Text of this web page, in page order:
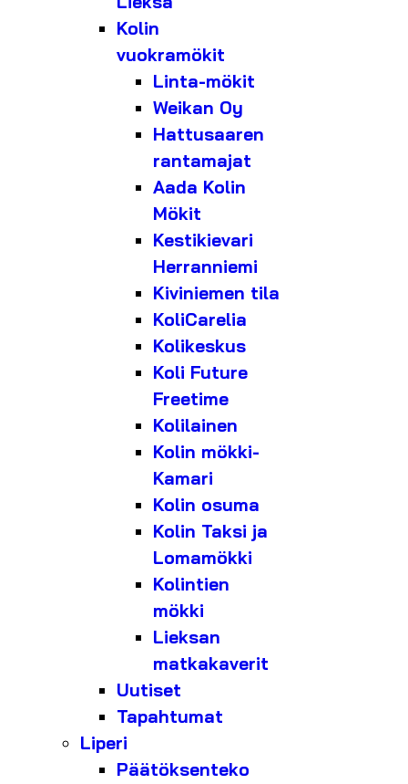
Kolin
vuokramökit
Linta-mökit
Weikan Oy
Hattusaaren
rantamajat
Aada Kolin
Mökit
Kestikievari
Herranniemi
Kiviniemen tila
KoliCarelia
Kolikeskus
Koli Future
Freetime
Kolilainen
Kolin mökki-
Kamari
Kolin osuma
Kolin Taksi ja
Lomamökki
Kolintien
mökki
Lieksan
matkakaverit
Uutiset
Tapahtumat
Liperi
Päätöksenteko